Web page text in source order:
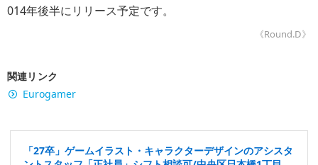
014年後半にリリース予定です。
《Round.D》
関連リンク
Eurogamer
「27卒」ゲームイラスト・キャラクターデザインのアシスタ